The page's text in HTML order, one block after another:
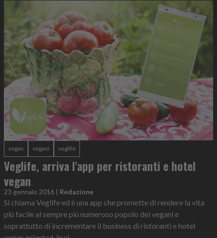
vegan vegani veglife
Veglife, arriva l'app per ristoranti e hotel
vegan
23 gennaio 2016 Redazione
Si chiama Veglife ed è una app che promette di rendere la vita
più facile al sempre più numeroso popolo dei vegani e
soprattutto di incrementare il business di ristoranti e hotel